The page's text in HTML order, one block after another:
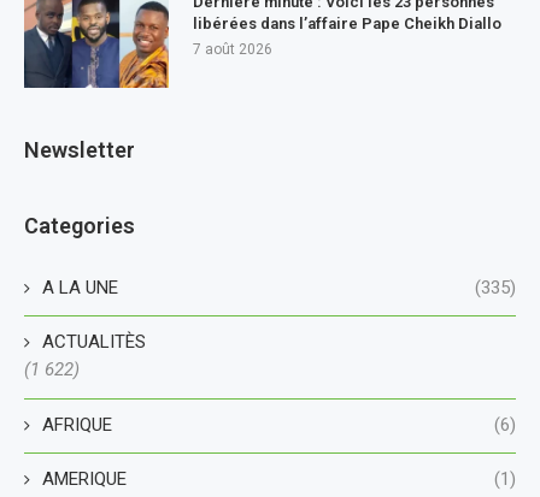
libérées dans l’affaire Pape Cheikh Diallo
7 août 2026
Newsletter
Categories
A LA UNE (335)
ACTUALITÈS
(1 622)
AFRIQUE (6)
AMERIQUE (1)